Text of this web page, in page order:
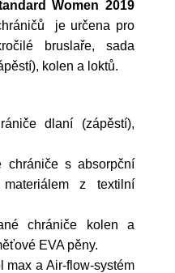
Women 2019
je určena pro
bruslaře, sada
kolen a loktů.
dlaní (zápěstí),
chrániče s absorpční
z textilní
chrániče kolen a
EVA pěny.
max a Air-flow-systém